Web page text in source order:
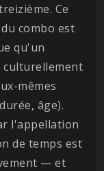
Ce
combo est
qu'un
culturellement
mêmes
âge).
l'appellation
de temps est
— et